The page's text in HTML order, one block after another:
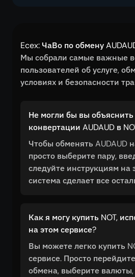
Ecex: ЧаВо по обмену
Мы собрали самые важные
пользователей об услуге,
условиях и безопасности
Не могли бы вы объяснить
конвертации AUDAUD в
Чтобы обменять AUDAUD
просто выберите пару,
следуйте инструкциям на
система сделает все
Как я могу купить NOT,
на этом сервисе?
Вы можете легко купить
сервисе. Просто
обмена, выберите валюты,